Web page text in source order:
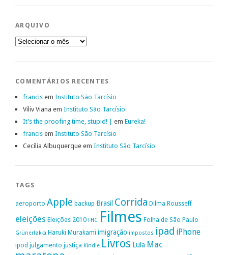
ARQUIVO
Arquivo
COMENTÁRIOS RECENTES
francis em Instituto São Tarcísio
Viliv Viana em Instituto São Tarcísio
It’s the proofing time, stupid! | em Eureka!
francis em Instituto São Tarcísio
Cecília Albuquerque em Instituto São Tarcísio
TAGS
aeroporto Apple backup Brasil Corrida Dilma Rousseff
eleições Eleições 2010 FHC Filmes Folha de São Paulo
Grünerløkka Haruki Murakami imigração impostos ipad iPhone
ipod julgamento justiça Kindle Livros Lula Mac